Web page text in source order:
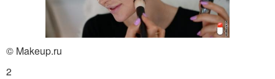
© Makeup.ru
2